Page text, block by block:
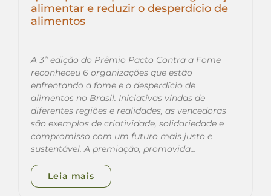
alimentar e reduzir o desperdício de
alimentos
A 3ª edição do Prêmio Pacto Contra a Fome
reconheceu 6 organizações que estão
enfrentando a fome e o desperdício de
alimentos no Brasil. Iniciativas vindas de
diferentes regiões e realidades, as vencedoras
são exemplos de criatividade, solidariedade e
compromisso com um futuro mais justo e
sustentável. A premiação, promovida…
Leia mais